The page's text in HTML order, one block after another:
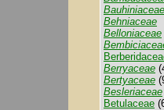
Bauhiniaceae
Behniaceae
Belloniaceae
Berryaceae
Bertyaceae
Besleriaceae
Betulaceae